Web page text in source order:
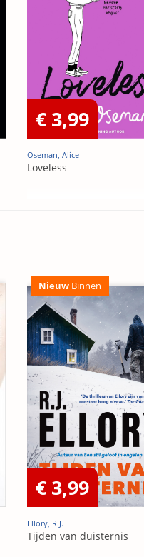
€ 3,99
Oseman, Alice
Loveless
Nieuw Binnen
€ 3,99
Ellory, R.J.
Tijden van duisternis